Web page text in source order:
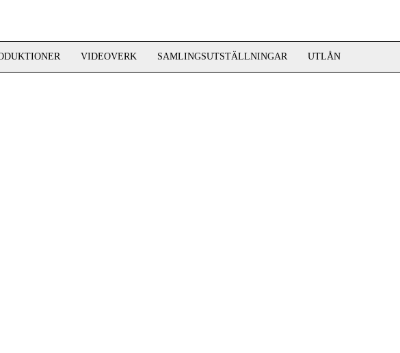
VIDEOVERK SAMLINGSUTSTÄLLNINGAR UTLÅN